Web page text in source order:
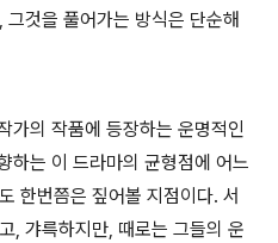
것을 풀어가는 방식은 단순해
가의 작품에 등장하는 운명적인
하는 이 드라마의 균형점에 어느
한번쯤은 짚어볼 지점이다. 서
, 갸륵하지만, 때로는 그들의 운